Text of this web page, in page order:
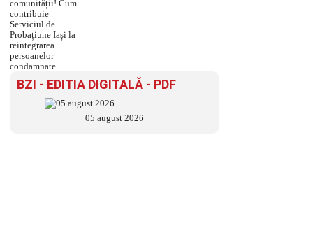
BZI - EDITIA DIGITALĂ - PDF
05 august 2026